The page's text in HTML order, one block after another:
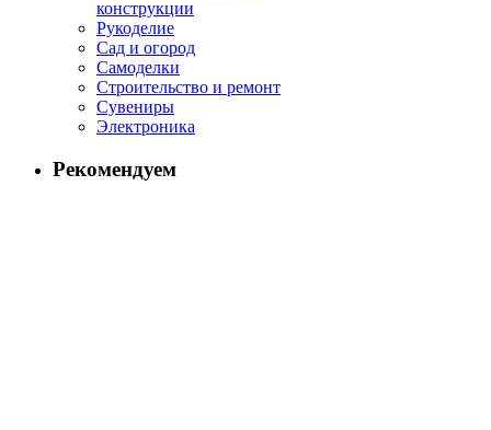
конструкции
Рукоделие
Сад и огород
Самоделки
Строительство и ремонт
Сувениры
Электроника
Рекомендуем